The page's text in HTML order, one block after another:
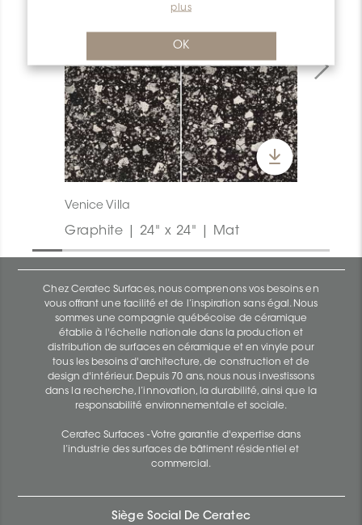
plus
OK
Venice Villa
Graphite | 24" x 24" | Mat
Chez Ceratec Surfaces, nous comprenons vos besoins en
vous offrant une facilité et de l’inspiration sans égal. Nous
sommes une compagnie québécoise de céramique
établie à l'échelle nationale dans la production et
distribution de surfaces en céramique et en vinyle pour
tous les besoins d'architecture, de construction et de
design d'intérieur. Depuis 70 ans, nous nous investissons
dans la recherche, l’innovation, la durabilité, ainsi que la
responsabilité environnementale et sociale.
Ceratec Surfaces - Votre garantie d'expertise dans
l’industrie des surfaces de bâtiment résidentiel et
commercial.
Siège Social De Ceratec